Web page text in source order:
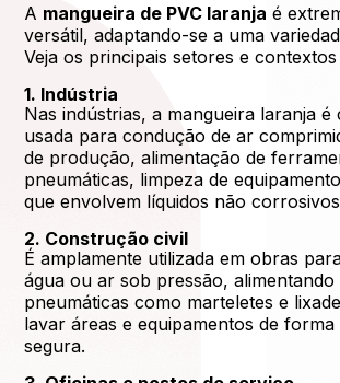
A mangueira de PVC laranja é
versátil, adaptando-se a uma
Veja os principais setores e
1. Indústria
Nas indústrias, a mangueira laranja é
usada para condução de ar
de produção, alimentação de
pneumáticas, limpeza de
que envolvem líquidos não
2. Construção civil
É amplamente utilizada em obras
água ou ar sob pressão,
pneumáticas como marteletes e
lavar áreas e equipamentos de
segura.